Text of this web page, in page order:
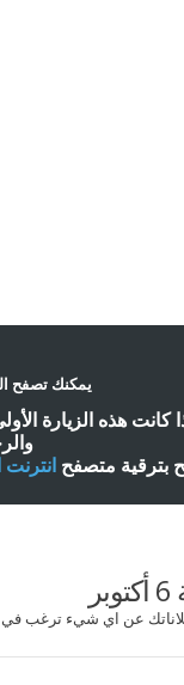
يمكنك تصفح
كانت هذه الزيارة
بترقية متصفح
عن اي شيء ترغب في